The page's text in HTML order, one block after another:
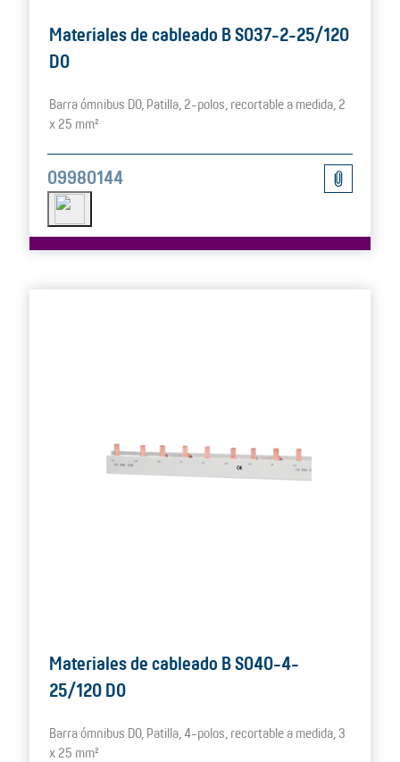
Materiales de cableado B S037-2-25/120
D0
Barra ómnibus D0, Patilla, 2-polos, recortable a medida, 2
x 25 mm²
09980144
Materiales de cableado B S040-4-
25/120 D0
Barra ómnibus D0, Patilla, 4-polos, recortable a medida, 3
x 25 mm²